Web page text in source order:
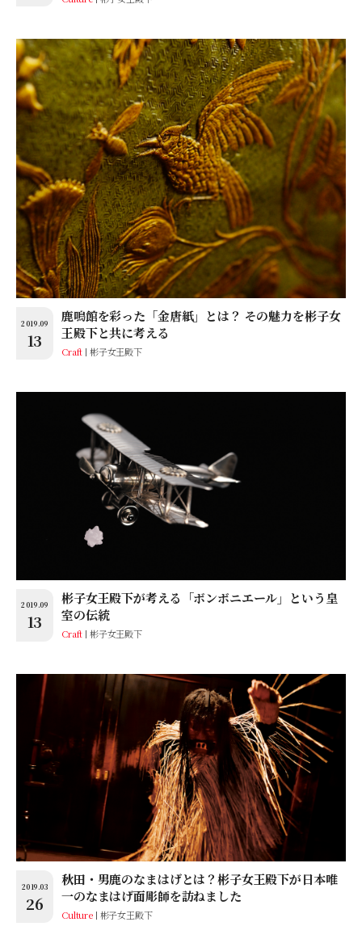
2019.09
13
鹿鳴館を彩った「金唐紙」とは？ その魅力を彬子女
王殿下と共に考える
Craft 彬子女王殿下
2019.09
13
彬子女王殿下が考える「ボンボニエール」という皇
室の伝統
Craft 彬子女王殿下
2019.03
26
秋田・男鹿のなまはげとは？彬子女王殿下が日本唯
一のなまはげ面彫師を訪ねました
Culture 彬子女王殿下